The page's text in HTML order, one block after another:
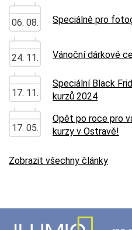
06. 08. Speciálně pro
24. 11. Vánoční dárkové
17. 11.
Speciální Black
kurzů 2024
17. 05.
Opět po roce pro
kurzy v Ostravě!
Zobrazit všechny články